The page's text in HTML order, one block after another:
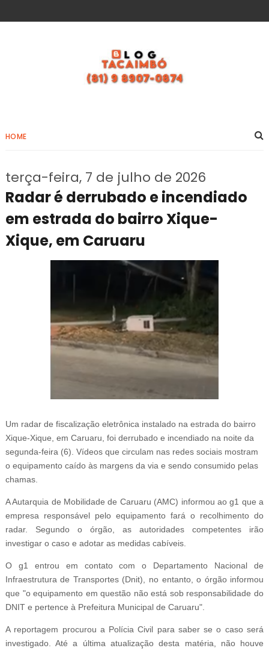
HOME
terça-feira, 7 de julho de 2026
Radar é derrubado e incendiado
em estrada do bairro Xique-
Xique, em Caruaru
Um radar de fiscalização eletrônica instalado na estrada do bairro
Xique-Xique, em Caruaru, foi derrubado e incendiado na noite da
segunda-feira (6). Vídeos que circulam nas redes sociais mostram
o equipamento caído às margens da via e sendo consumido pelas
chamas.
A Autarquia de Mobilidade de Caruaru (AMC) informou ao g1 que a
empresa responsável pelo equipamento fará o recolhimento do
radar. Segundo o órgão, as autoridades competentes irão
investigar o caso e adotar as medidas cabíveis.
O g1 entrou em contato com o Departamento Nacional de
Infraestrutura de Transportes (Dnit), no entanto, o órgão informou
que "o equipamento em questão não está sob responsabilidade do
DNIT e pertence à Prefeitura Municipal de Caruaru".
A reportagem procurou a Polícia Civil para saber se o caso será
investigado. Até a última atualização desta matéria, não houve